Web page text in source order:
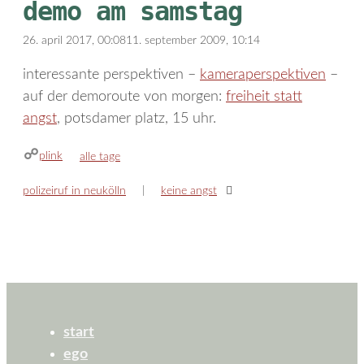
demo am samstag
26. april 2017, 00:0811. september 2009, 10:14
interessante perspektiven – kameraperspektiven –
auf der demoroute von morgen: freiheit statt
angst, potsdamer platz, 15 uhr.
plink kategorien
alle tage
polizeiruf in neukölln keine angst
start
ego